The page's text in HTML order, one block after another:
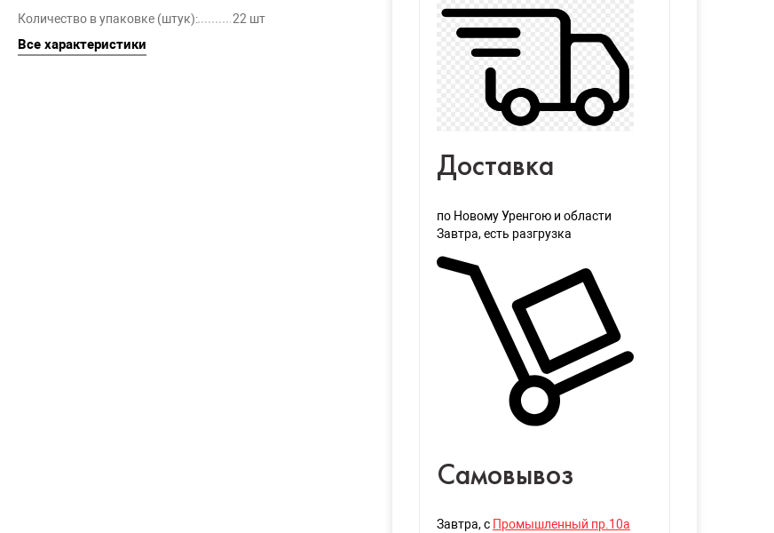
Количество в упаковке (штук):
22 шт
Все характеристики
Доставка
по Новому Уренгою и области
Завтра, есть разгрузка
Самовывоз
Завтра, с Промышленный пр.10а